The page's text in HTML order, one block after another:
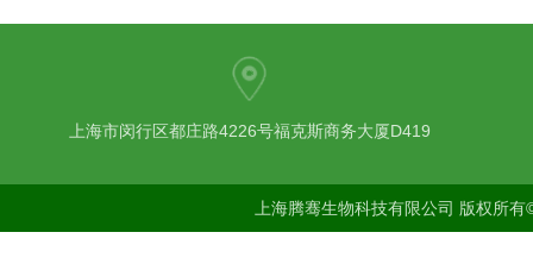
上海市闵行区都庄路4226号福克斯商务大厦D419
上海腾骞生物科技有限公司 版权所